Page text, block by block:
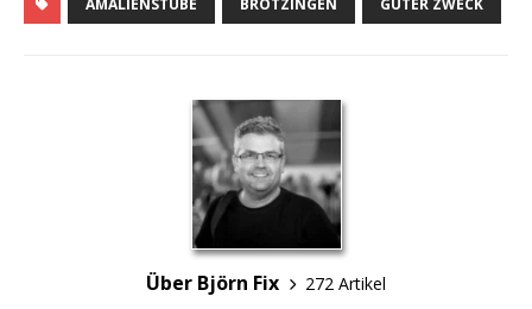
AMALIENSTUBE BRÖTZINGEN GUTER ZWECK
Über Björn Fix
272 Artikel